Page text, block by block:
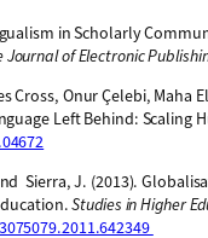
in Scholarly
Journal of Electronic
Cross, Onur Çelebi,
Left Behind: Scaling
Sierra, J. (2013).
Studies in Higher